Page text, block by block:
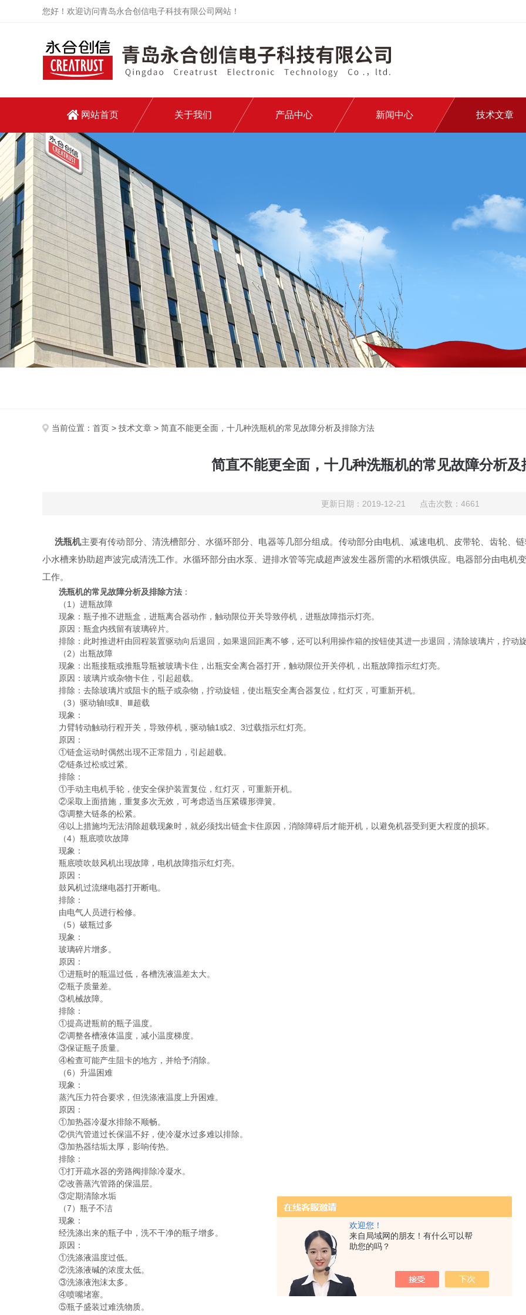
欢迎您！
来自局域网的朋友！有什么可以帮
助您的吗？
您好！欢迎访问青岛永合创信电子科技有限公司网站！
网站首页 关于我们 产品中心 新闻中心 技术文章
当前位置： 首页 > 技术文章 > 简直不能更全面，十几种洗瓶机的常见故障分析及排除方法
简直不能更全面，十几种洗瓶机的常见故障分析及
更新日期：2019-12-21 点击次数：4661
洗瓶机主要有传动部分、清洗槽部分、水循环部分、电器等几部分组成。传动部分由电机、减速电机、皮带轮、齿轮、
小水槽来协助超声波完成清洗工作。水循环部分由水泵、进排水管等完成超声波发生器所需的水稻饿供应。电器部分由电机
工作。
洗瓶机的常见故障分析及排除方法 ：
（1）进瓶故障
现象：瓶子推不进瓶盒，进瓶离合器动作，触动限位开关导致停机，进瓶故障指示灯亮。
原因：瓶盒内残留有玻璃碎片。
排除：此时推进杆由回程装置驱动向后退回，如果退回距离不够，还可以利用操作箱的按钮使其进一步退回，清除玻璃片，拧动
（2）出瓶故障
现象：出瓶接瓶或推瓶导瓶被玻璃卡住，出瓶安全离合器打开，触动限位开关停机，出瓶故障指示红灯亮。
原因：玻璃片或杂物卡住，引起超载。
排除：去除玻璃片或阻卡的瓶子或杂物，拧动旋钮，使出瓶安全离合器复位，红灯灭，可重新开机。
（3）驱动轴Ⅰ或Ⅱ、Ⅲ超载
现象：
力臂转动触动行程开关，导致停机，驱动轴1或2、3过载指示红灯亮。
原因：
①链盒运动时偶然出现不正常阻力，引起超载。
②链条过松或过紧。
排除：
①手动主电机手轮，使安全保护装置复位，红灯灭，可重新开机。
②采取上面措施，重复多次无效，可考虑适当压紧碟形弹簧。
③调整大链条的松紧。
④以上措施均无法消除超载现象时，就必须找出链盒卡住原因，消除障碍后才能开机，以避免机器受到更大程度的损坏。
（4）瓶底喷吹故障
现象：
瓶底喷吹鼓风机出现故障，电机故障指示红灯亮。
原因：
鼓风机过流继电器打开断电。
排除：
由电气人员进行检修。
（5）破瓶过多
现象：
玻璃碎片增多。
原因：
①进瓶时的瓶温过低，各槽洗液温差太大。
②瓶子质量差。
③机械故障。
排除：
①提高进瓶前的瓶子温度。
②调整各槽液体温度，减小温度梯度。
③保证瓶子质量。
④检查可能产生阻卡的地方，并给予消除。
（6）升温困难
现象：
蒸汽压力符合要求，但洗涤液温度上升困难。
原因：
①加热器冷凝水排除不顺畅。
②供汽管道过长保温不好，使冷凝水过多难以排除。
③加热器结垢太厚，影响传热。
排除：
①打开疏水器的旁路阀排除冷凝水。
②改善蒸汽管路的保温层。
③定期清除水垢
（7）瓶子不洁
现象：
经洗涤出来的瓶子中，洗不干净的瓶子增多。
原因：
①洗涤液温度过低。
②洗涤液碱的浓度太低。
③洗涤液泡沫太多。
④喷嘴堵塞。
⑤瓶子盛装过难洗物质。